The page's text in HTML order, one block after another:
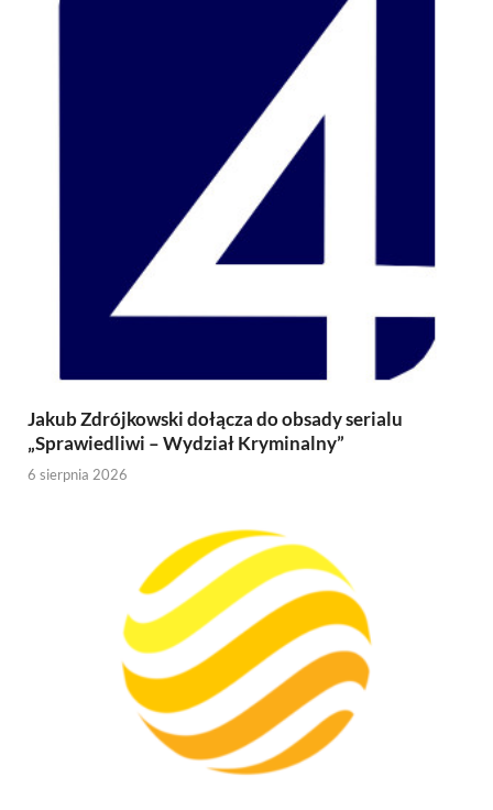
Jakub Zdrójkowski dołącza do obsady serialu
„Sprawiedliwi – Wydział Kryminalny”
6 sierpnia 2026